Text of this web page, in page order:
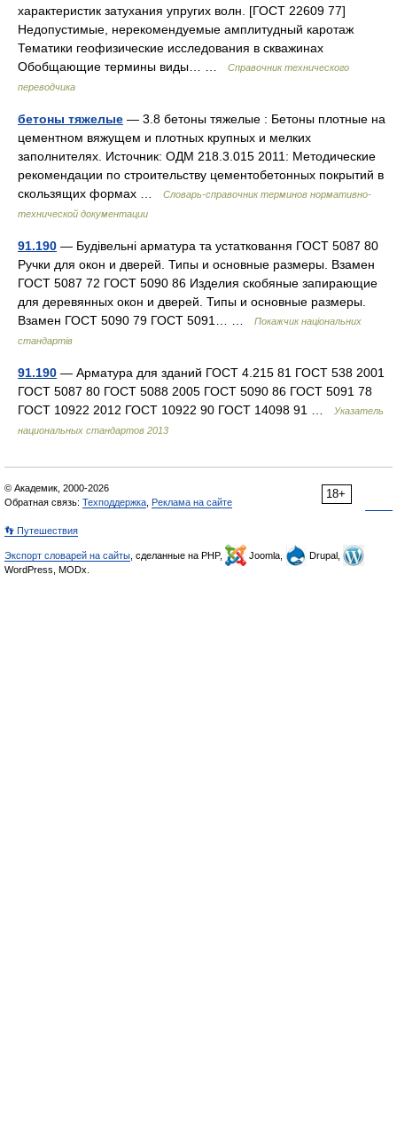
характеристик затухания упругих волн. [ГОСТ 22609 77]
Недопустимые, нерекомендуемые амплитудный каротаж
Тематики геофизические исследования в скважинах
Обобщающие термины виды… …
Справочник технического
переводчика
бетоны тяжелые — 3.8 бетоны тяжелые : Бетоны плотные на
цементном вяжущем и плотных крупных и мелких
заполнителях. Источник: ОДМ 218.3.015 2011: Методические
рекомендации по строительству цементобетонных покрытий в
скользящих формах …
Словарь-справочник терминов нормативно-
технической документации
91.190 — Будівельні арматура та устатковання ГОСТ 5087 80
Ручки для окон и дверей. Типы и основные размеры. Взамен
ГОСТ 5087 72 ГОСТ 5090 86 Изделия скобяные запирающие
для деревянных окон и дверей. Типы и основные размеры.
Взамен ГОСТ 5090 79 ГОСТ 5091… …
Покажчик національних
стандартів
91.190 — Арматура для зданий ГОСТ 4.215 81 ГОСТ 538 2001
ГОСТ 5087 80 ГОСТ 5088 2005 ГОСТ 5090 86 ГОСТ 5091 78
ГОСТ 10922 2012 ГОСТ 10922 90 ГОСТ 14098 91 …
Указатель
национальных стандартов 2013
18+
© Академик, 2000-2026
Обратная связь: Техподдержка Реклама на сайте
👣 Путешествия
Экспорт словарей на сайты , сделанные на PHP, Joomla,
Drupal,
WordPress, MODx.